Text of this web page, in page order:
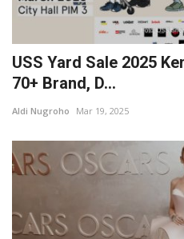
USS Yard Sale 2025
70+ Brand, D...
Aldi Nugroho Mar 19, 2025